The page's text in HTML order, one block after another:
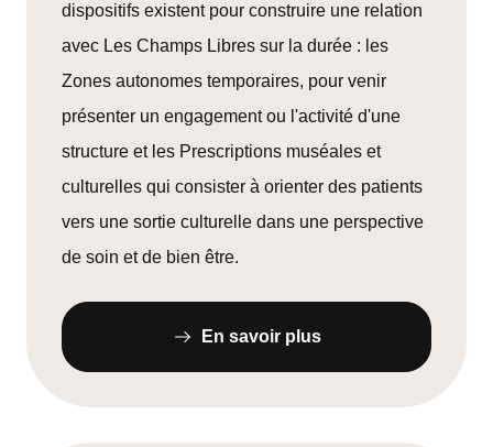
dispositifs existent pour construire une relation
avec Les Champs Libres sur la durée : les
Zones autonomes temporaires, pour venir
présenter un engagement ou l'activité d'une
structure et les Prescriptions muséales et
culturelles qui consister à orienter des patients
vers une sortie culturelle dans une perspective
de soin et de bien être.
En savoir plus